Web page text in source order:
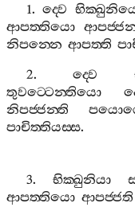
1.ද‍්වෙ
ආපත‍්තියො
නිපන‍්නෙ ආපත‍්ති
2.ද‍්වෙ
තුවට‍්ටෙන‍්තියො
නිපජ‍්ජන‍්ති
පාචිත‍්තියස‍්ස.
3. භික‍්ඛුනියා
ආපත‍්තියො ආපජ‍්ජති